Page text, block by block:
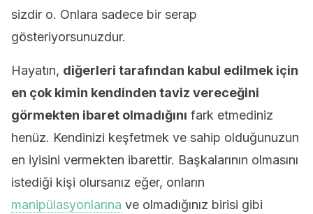
sizdir o. Onlara sadece bir serap
gösteriyorsunuzdur.
Hayatın, diğerleri tarafından kabul edilmek için
en çok kimin kendinden taviz vereceğini
görmekten ibaret olmadığını fark etmediniz
henüz. Kendinizi keşfetmek ve sahip olduğunuzun
en iyisini vermekten ibarettir. Başkalarının olmasını
istediği kişi olursanız eğer, onların
manipülasyonlarına ve olmadığınız birisi gibi